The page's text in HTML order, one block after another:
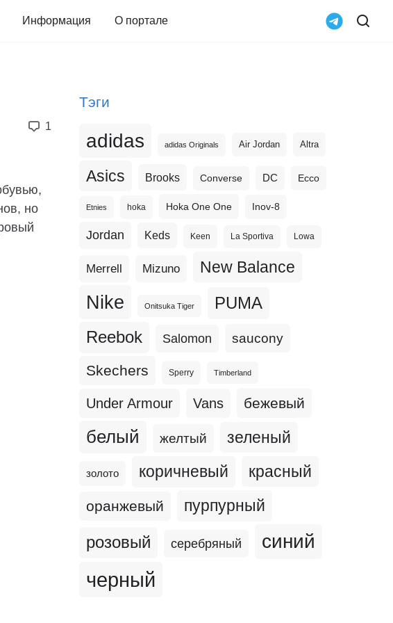
Информация О портале
1
но
Тэги
adidas adidas Originals Air Jordan Altra
Asics Brooks Converse DC Ecco
Etnies hoka Hoka One One Inov-8
Jordan Keds Keen La Sportiva Lowa
Merrell Mizuno New Balance
Nike Onitsuka Tiger PUMA
Reebok Salomon saucony
Skechers Sperry Timberland
Under Armour Vans бежевый
белый желтый зеленый
золото коричневый красный
оранжевый пурпурный
розовый серебряный синий
черный